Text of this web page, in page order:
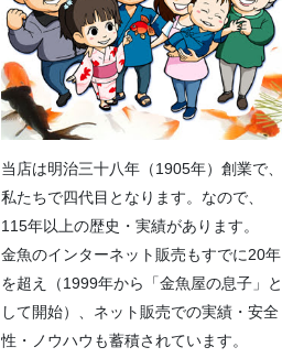
当店は明治三十八年（1905年）創業で、
私たちで四代目となります。なので、
115年以上の歴史・実績があります。
金魚のインターネット販売もすでに20年
を超え（1999年から「金魚屋の息子」と
して開始）、ネット販売での実績・安全
性・ノウハウも蓄積されています。